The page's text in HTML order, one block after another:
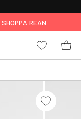
SHOPPA REAN